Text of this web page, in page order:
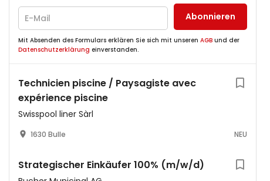
Abonnieren
Mit Absenden des Formulars erklären Sie sich mit unseren AGB und der
Datenschutzerklärung einverstanden.
Technicien piscine / Paysagiste avec
expérience piscine
Swisspool liner Sàrl
1630 Bulle NEU
Strategischer Einkäufer 100% (m/w/d)